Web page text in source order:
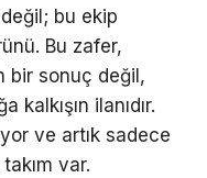
bu ekip
Bu zafer,
bir sonuç değil,
kalkışın ilanıdır.
ve artık sadece
var.